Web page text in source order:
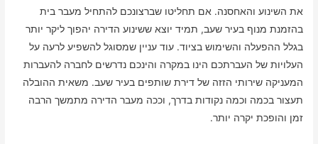
את השינוע והאחסנה. אם תחליטו שברצונכם להתחיל מעבר בית
בהזמנת מנוף בעיר שעב, תמיד יוצא ששינוע הדירה יהפוך ליקר יותר
בגלל ההפעלה והשימוש בציוד. עוד עניין שמסוגל להשפיע לרעה על
העלויות של העברתכם הינו במקרה והינכם נדרשים לחברה להעברות
המעניקה שירותי הזזה של דירת שותפים בעיר שעב. משאית ההובלה
תעצור בכמה וכמה נקודות בדרך, וככה מעבר הדירה מתמשך הרבה
זמן והופכת יקרה יותר.